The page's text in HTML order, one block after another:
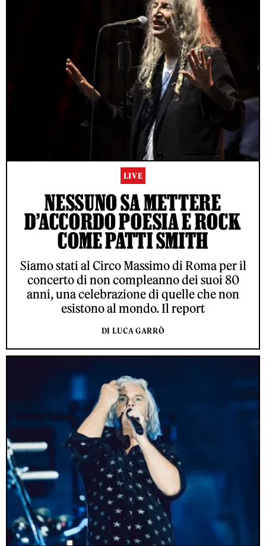
LIVE
NESSUNO SA METTERE
D’ACCORDO POESIA E ROCK
COME PATTI SMITH
Siamo stati al Circo Massimo di Roma per il
concerto di non compleanno dei suoi 80
anni, una celebrazione di quelle che non
esistono al mondo. Il report
DI LUCA GARRÒ